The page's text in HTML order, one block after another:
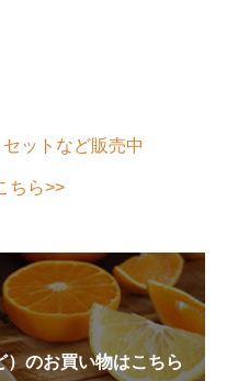
ットなど販売中
ちら>>
のお買い物はこちら